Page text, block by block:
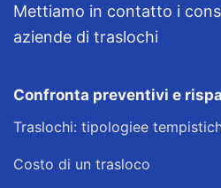
Mettiamo in contatto i
aziende di traslochi
Confronta preventivi e
Traslochi: tipologiee
Costo di un trasloco